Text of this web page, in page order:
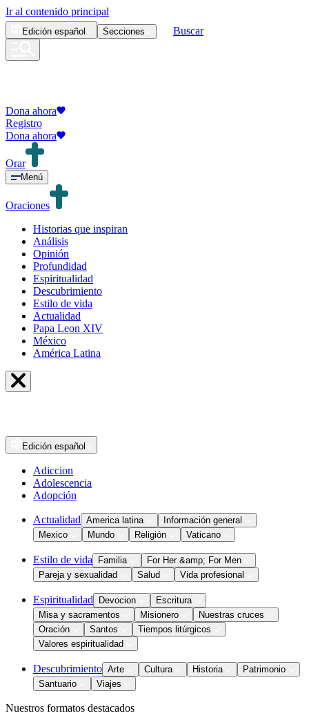
Ir al contenido principal
Edición español Secciones Buscar
Dona ahora
Registro
Dona ahora
Orar
Menú
Oraciones
Historias que inspiran
Análisis
Opinión
Profundidad
Espiritualidad
Descubrimiento
Estilo de vida
Actualidad
Papa Leon XIV
México
América Latina
Edición español
Adiccion
Adolescencia
Adopción
Actualidad America latina
Información general
Mexico
Mundo Religión Vaticano
Estilo de vida Familia
For Her &amp; For Men
Pareja y sexualidad
Salud Vida profesional
Espiritualidad Devocion
Escritura
Misa y sacramentos
Misionero
Nuestras cruces
Oración
Santos
Tiempos litúrgicos
Valores espiritualidad
Descubrimiento Arte Cultura Historia
Patrimonio
Santuario
Viajes
Nuestros formatos destacados